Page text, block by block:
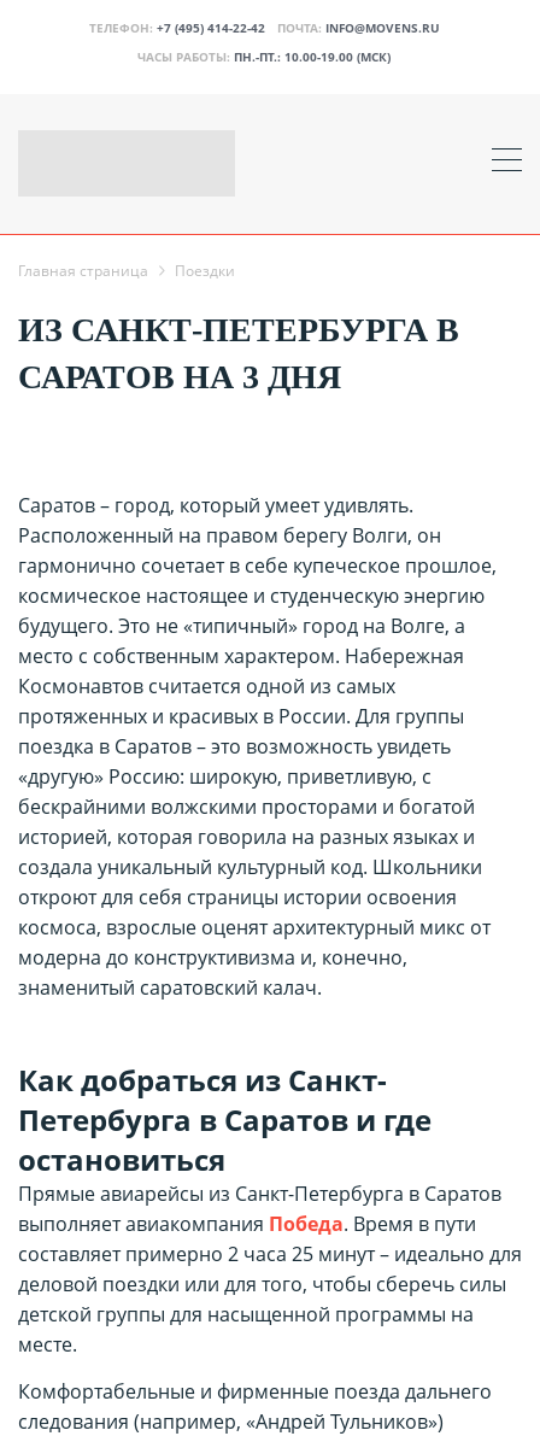
ТЕЛЕФОН: +7 (495) 414-22-42 ПОЧТА: INFO@MOVENS.RU
ЧАСЫ РАБОТЫ: ПН.-ПТ.: 10.00-19.00 (МСК)
Главная страница Поездки
ИЗ САНКТ-ПЕТЕРБУРГА В
САРАТОВ НА 3 ДНЯ
Саратов – город, который умеет удивлять.
Расположенный на правом берегу Волги, он
гармонично сочетает в себе купеческое прошлое,
космическое настоящее и студенческую энергию
будущего. Это не «типичный» город на Волге, а
место с собственным характером. Набережная
Космонавтов считается одной из самых
протяженных и красивых в России. Для группы
поездка в Саратов – это возможность увидеть
«другую» Россию: широкую, приветливую, с
бескрайними волжскими просторами и богатой
историей, которая говорила на разных языках и
создала уникальный культурный код. Школьники
откроют для себя страницы истории освоения
космоса, взрослые оценят архитектурный микс от
модерна до конструктивизма и, конечно,
знаменитый саратовский калач.
Как добраться из Санкт-
Петербурга в Саратов и где
остановиться
Прямые авиарейсы из Санкт-Петербурга в Саратов
выполняет авиакомпания Победа. Время в пути
составляет примерно 2 часа 25 минут – идеально для
деловой поездки или для того, чтобы сберечь силы
детской группы для насыщенной программы на
месте.
Комфортабельные и фирменные поезда дальнего
следования (например, «Андрей Тульников»)